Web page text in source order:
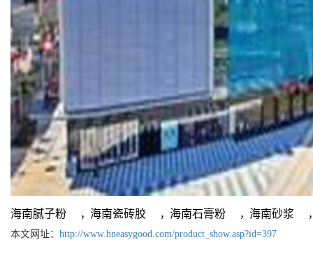
海南腻子粉 ， 海南瓷砖胶 ， 海南石膏粉 ， 海南砂浆
本文网址： http://www.hneasygood.com/product_show.asp?id=397